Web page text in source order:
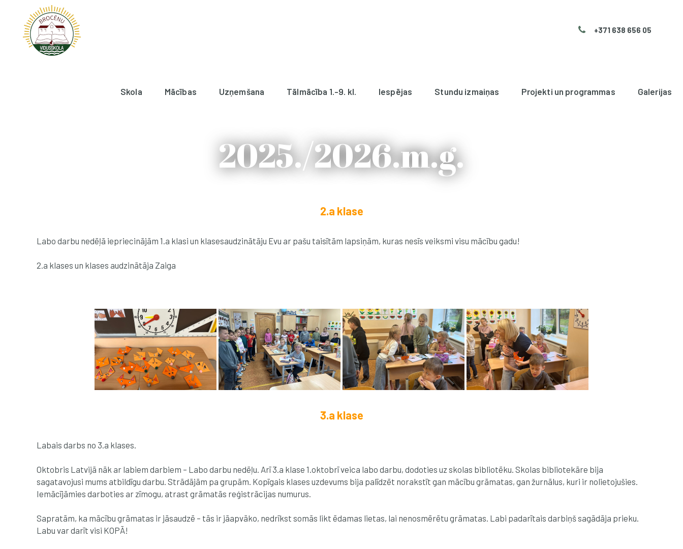
+371 638 656 05
Skola Mācības Uzņemšana Tālmācība 1.-9. kl. Iespējas Stundu izmaiņas Projekti un programmas Galerijas
2025./2026.m.g.
2.a klase
Labo darbu nedēļā iepriecinājām 1.a klasi un klasesaudzinātāju Evu ar pašu taisītām lapsiņām, kuras nesīs veiksmi visu mācību gadu!
2.a klases un klases audzinātāja Zaiga
3.a klase
Labais darbs no 3.a klases.
Oktobris Latvijā nāk ar labiem darbiem – Labo darbu nedēļu. Arī 3.a klase 1.oktobrī veica labo darbu, dodoties uz skolas bibliotēku. Skolas bibliotekāre bija
sagatavojusi mums atbildīgu darbu. Strādājām pa grupām. Kopīgais klases uzdevums bija palīdzēt norakstīt gan mācību grāmatas, gan žurnālus, kuri ir nolietojušies.
Iemācījāmies darboties ar zīmogu, atrast grāmatās reģistrācijas numurus.
Sapratām, ka mācību grāmatas ir jāsaudzē – tās ir jāapvāko, nedrīkst somās likt ēdamas lietas, lai nenosmērētu grāmatas. Labi padarītais darbiņš sagādāja prieku.
Labu var darīt visi KOPĀ!